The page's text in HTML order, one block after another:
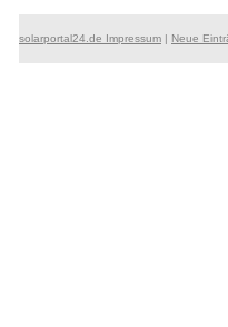
solarportal24.de Impressum | Neue